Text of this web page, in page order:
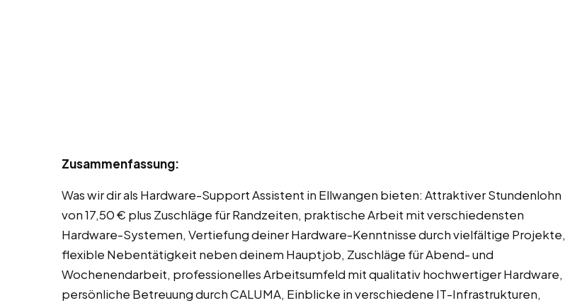
Zusammenfassung:
Was wir dir als Hardware-Support Assistent in Ellwangen bieten: Attraktiver Stundenlohn
von 17,50 € plus Zuschläge für Randzeiten, praktische Arbeit mit verschiedensten
Hardware-Systemen, Vertiefung deiner Hardware-Kenntnisse durch vielfältige Projekte,
flexible Nebentätigkeit neben deinem Hauptjob, Zuschläge für Abend- und
Wochenendarbeit, professionelles Arbeitsumfeld mit qualitativ hochwertiger Hardware,
persönliche Betreuung durch CALUMA, Einblicke in verschiedene IT-Infrastrukturen,